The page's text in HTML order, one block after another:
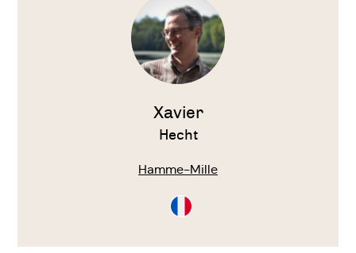
Xavier
Hecht
Hamme-Mille
Consultation
en